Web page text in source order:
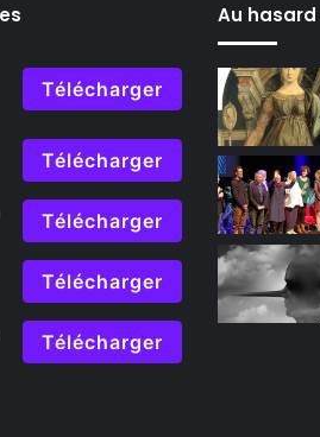
Télécharger
Télécharger
Télécharger
Télécharger
Télécharger
Au hasard